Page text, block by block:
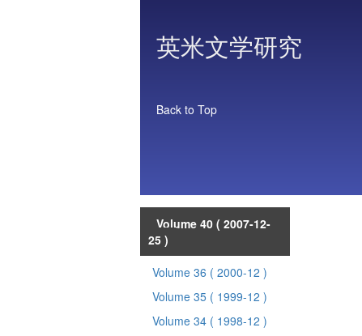
英米文学研究
Back to Top
Volume 40 ( 2007-12-
25 )
Volume 36 ( 2000-12 )
Volume 35 ( 1999-12 )
Volume 34 ( 1998-12 )